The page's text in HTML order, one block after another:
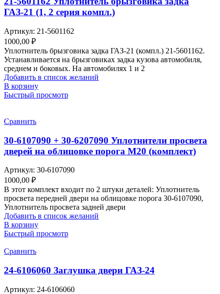
ГАЗ-21 (1, 2 серия компл.)
Артикул: 21-5601162
1000,00 ₽
Уплотнитель брызговика задка ГАЗ-21 (компл.) 21-5601162.
Устанавливается на брызговиках задка кузова автомобиля,
среднем и боковых. На автомобилях 1 и 2
Добавить в список желаний
В корзину
Быстрый просмотр
Сравнить
30-6107090 + 30-6207090 Уплотнители просвета
дверей на облицовке порога М20 (комплект)
Артикул: 30-6107090
1000,00 ₽
В этот комплект входит по 2 штуки деталей: Уплотнитель
просвета передней двери на облицовке порога 30-6107090,
Уплотнитель просвета задней двери
Добавить в список желаний
В корзину
Быстрый просмотр
Сравнить
24-6106060 Заглушка двери ГАЗ-24
Артикул: 24-6106060